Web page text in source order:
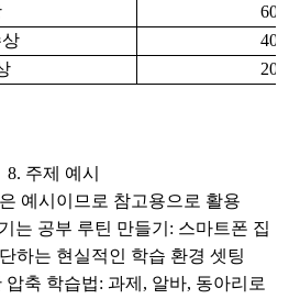
8. 주제 예시
예시이므로 참고용으로 활용
는 공부 루틴 만들기: 스마트폰 집
하는 현실적인 학습 환경 셋팅
축 학습법: 과제, 알바, 동아리로